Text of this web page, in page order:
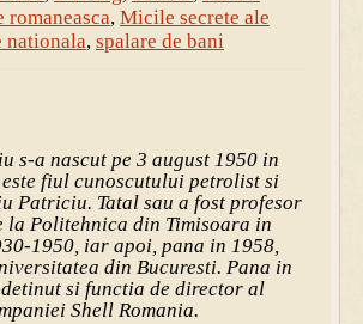
romaneasca, Micile secrete ale
nationala, spalare de bani
s-a nascut pe 3 august 1950 in
fiul cunoscutului petrolist si
Patriciu. Tatal sau a fost profesor
laPolitehnica din Timisoara in
1950, iar apoi, pana in 1958,
din Bucuresti. Pana in
si functia de director al
Shell Romania.